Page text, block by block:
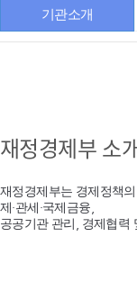
기관소개
재정경제부 소
재정경제부는 경제정책의
제·관세·국제금융,
공공기관 관리, 경제협력